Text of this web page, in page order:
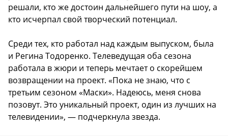
решали, кто же достоин дальнейшего пути на шоу, а
кто исчерпал свой творческий потенциал.
Среди тех, кто работал над каждым выпуском, была
и Регина Тодоренко. Телеведущая оба сезона
работала в жюри и теперь мечтает о скорейшем
возвращении на проект. «Пока не знаю, что с
третьим сезоном «Маски». Надеюсь, меня снова
позовут. Это уникальный проект, один из лучших на
телевидении», — подчеркнула звезда.